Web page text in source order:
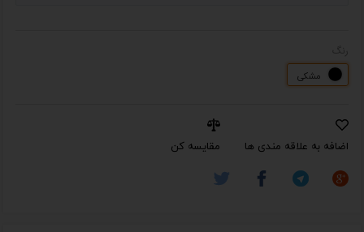
مشکی
اضافه به علاقه مندی ها مقایسه کن